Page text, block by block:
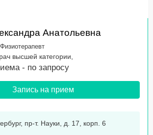
Анатольевна
Физиотерапевт
высшей категории,
- по запросу
Запись на прием
пр-т. Науки, д. 17, корп. 6